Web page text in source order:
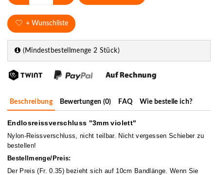
+ Wunschliste
(Mindestbestellmenge 2 Stück)
Beschreibung Bewertungen (0) FAQ Wie bestelle ich?
Endlosreissverschluss "3mm violett"
Nylon-Reissverschluss, nicht teilbar. Nicht vergessen Schieber zu
bestellen!
Bestellmenge/Preis:
Der Preis (Fr. 0.35) bezieht sich auf 10cm Bandlänge. Wenn Sie